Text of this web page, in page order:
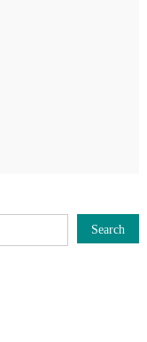
Search